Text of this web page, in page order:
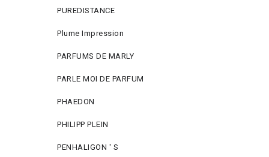
PUREDISTANCE
Plume Impression
PARFUMS DE MARLY
PARLE MOI DE PARFUM
PHAEDON
PHILIPP PLEIN
PENHALIGON ' S